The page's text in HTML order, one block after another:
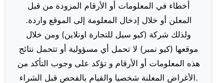
أخطاء في المعلومات أو الأرقام المزودة من قبل
المعلن أو خلال إدخال المعلومة إلى الموقع واردة.
ولذلك شركة (كيو سيل للتجارة اونلاين) ومن خلال
موقعها (كيو نمبر) لا تحمل أي مسؤولية أو تتحمل نتائج
هذه المعلومات أو الأرقام و تؤكد على وجوب التأكد من
الأغراض المعلنة شخصيا والقيام بالفحص قبل الشراء.